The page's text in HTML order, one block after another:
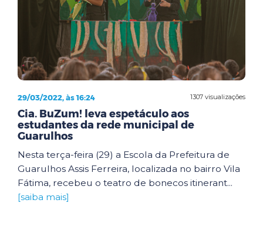
1307 visualizações
29/03/2022, às 16:24
Cia. BuZum! leva espetáculo aos
estudantes da rede municipal de
Guarulhos
Nesta terça-feira (29) a Escola da Prefeitura de
Guarulhos Assis Ferreira, localizada no bairro Vila
Fátima, recebeu o teatro de bonecos itinerant...
[saiba mais]